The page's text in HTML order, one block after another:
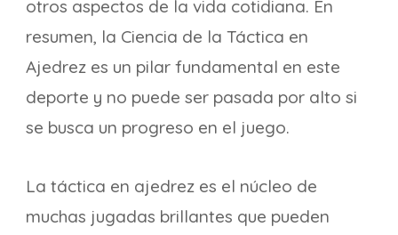
otros aspectos de la vida cotidiana. En
resumen, la Ciencia de la Táctica en
Ajedrez es un pilar fundamental en este
deporte y no puede ser pasada por alto si
se busca un progreso en el juego.
La táctica en ajedrez es el núcleo de
muchas jugadas brillantes que pueden